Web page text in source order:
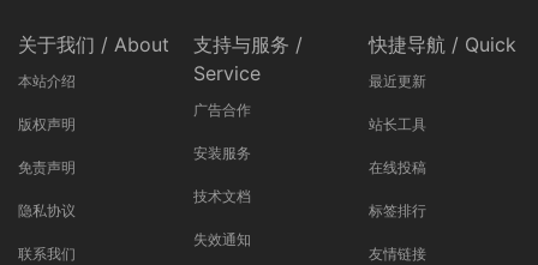
关于我们 / About
本站介绍
版权声明
免责声明
隐私协议
联系我们
支持与服务 /
Service
广告合作
安装服务
技术文档
失效通知
快捷导航 / Quick
最近更新
站长工具
在线投稿
标签排行
友情链接